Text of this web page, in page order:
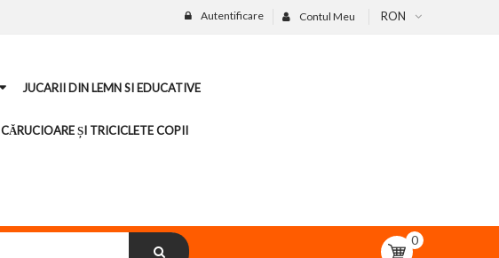
RON
Contul Meu
Autentificare
JUCARII DIN LEMN SI EDUCATIVE
CĂRUCIOARE ȘI TRICICLETE COPII
0